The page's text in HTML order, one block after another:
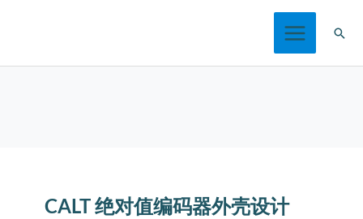
搜
CALT 绝对值编码器外壳设计